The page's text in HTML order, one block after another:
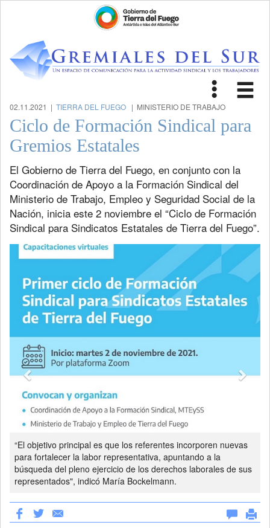
Toggle
02.11.2021 | TIERRA DEL FUEGO | MINISTERIO DE TRABAJO
Ciclo de Formación Sindical para
Gremios Estatales
El Gobierno de Tierra del Fuego, en conjunto con la
Coordinación de Apoyo a la Formación Sindical del
Ministerio de Trabajo, Empleo y Seguridad Social de la
Nación, inicia este 2 noviembre el “Ciclo de Formación
Sindical para Sindicatos Estatales de Tierra del Fuego”.
“El objetivo principal es que los referentes incorporen nuevas
para fortalecer la labor representativa, apuntando a la
búsqueda del pleno ejercicio de los derechos laborales de sus
representados", indicó María Bockelmann.
Previous Next